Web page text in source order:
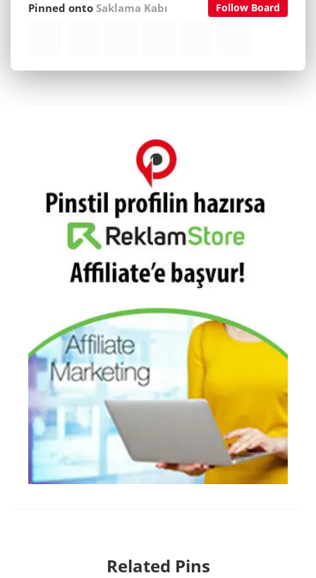
Follow Board
Pinned ontoSaklama Kabı
Related Pins